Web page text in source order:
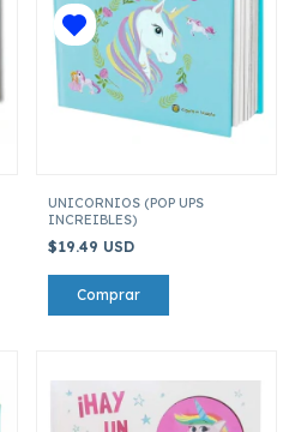
UNICORNIOS (POP UPS
INCREIBLES)
$19.49 USD